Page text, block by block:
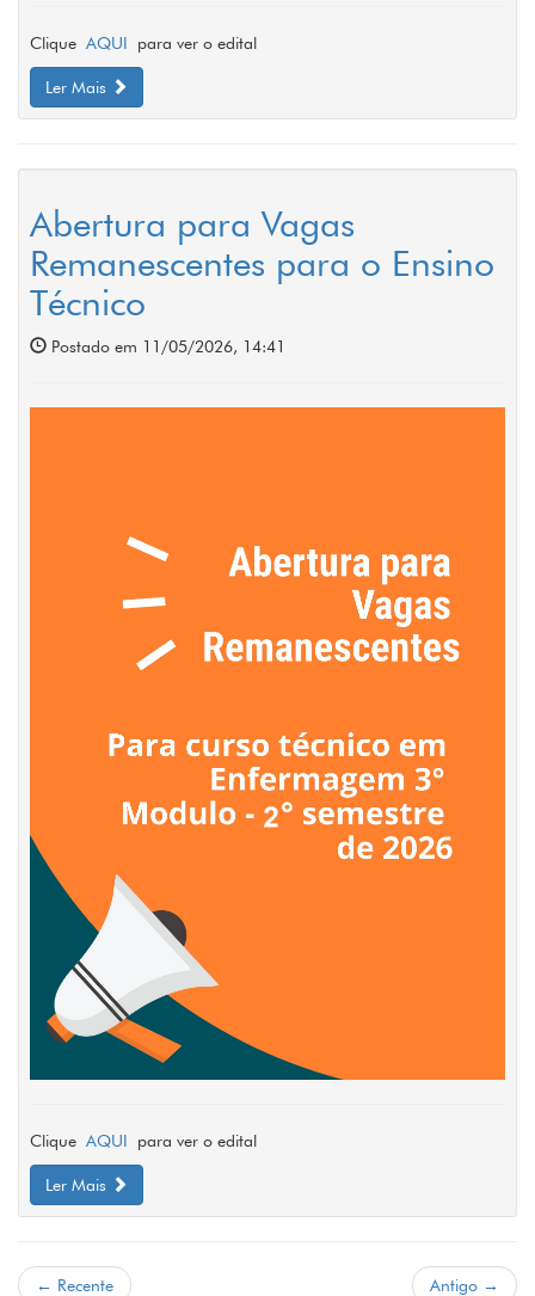
Clique AQUI para ver o edital
Ler Mais
Abertura para Vagas
Remanescentes para o Ensino
Técnico
Postado em 11/05/2026, 14:41
Clique AQUI para ver o edital
Ler Mais
← Recente Antigo →